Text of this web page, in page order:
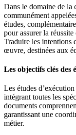
Dans le domaine de la
communément
études,
pour assurer la
Traduire les intentions
œuvre, destinées aux
Les objectifs clés des
Les études
intégrant toutes les
documents
garantissant une
métier.